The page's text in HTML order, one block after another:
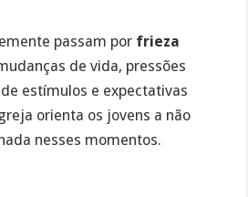
passam por frieza
de vida, pressões
estímulos e expectativas
orienta os jovens a não
nesses momentos.